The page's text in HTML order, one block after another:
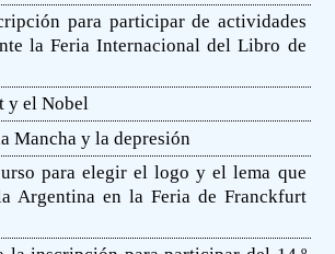
para participar de actividades
la Feria Internacional del Libro de
y el Nobel
Mancha y la depresión
para elegir el logo y el lema que
Argentina en la Feria de Franckfurt